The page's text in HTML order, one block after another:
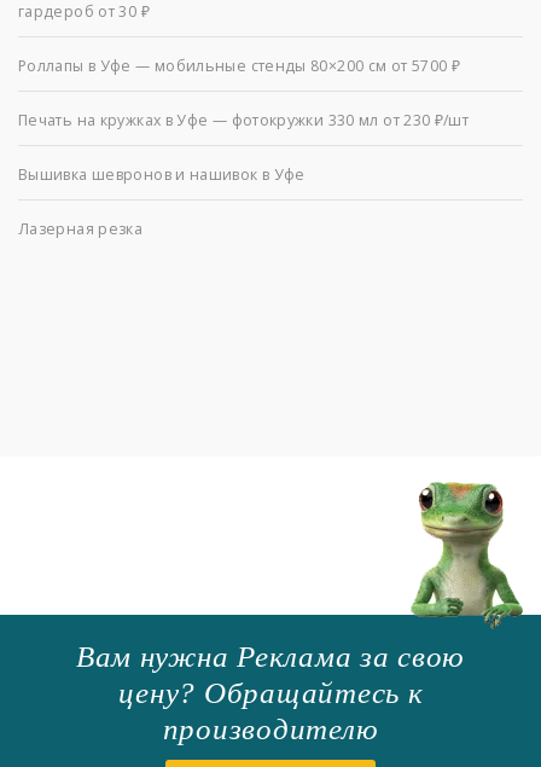
гардероб от 30 ₽
Роллапы в Уфе — мобильные стенды 80×200 см от 5700 ₽
Печать на кружках в Уфе — фотокружки 330 мл от 230 ₽/шт
Вышивка шевронов и нашивок в Уфе
Лазерная резка
Вам нужна Реклама за свою
цену? Обращайтесь к
производителю